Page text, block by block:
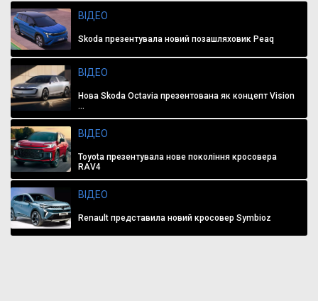
ВІДЕО
Skoda презентувала новий позашляховик Peaq
ВІДЕО
Нова Skoda Octavia презентована як концепт Vision
...
ВІДЕО
Toyota презентувала нове покоління кросовера
RAV4
ВІДЕО
Renault представила новий кросовер Symbioz